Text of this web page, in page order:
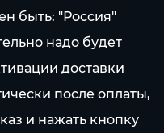
быть: "Россия"
надо будет
доставки
после оплаты,
и нажать кнопку